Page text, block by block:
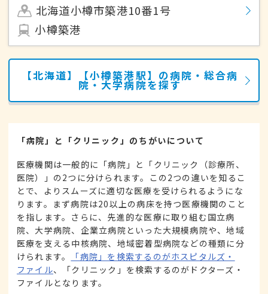
北海道小樽市築港10番1号
小樽築港
【北海道】【小樽築港駅】の病院・総合病
院・大学病院を探す
「病院」と「クリニック」のちがいについて
医療機関は一般的に「病院」と「クリニック（診療所、
医院）」の2つに分けられます。この2つの違いを知るこ
とで、よりスムーズに適切な医療を受けられるようにな
ります。まず病院は20以上の病床を持つ医療機関のこと
を指します。さらに、先進的な医療に取り組む国立病
院、大学病院、企業立病院といった大規模病院や、地域
医療を支える中核病院、地域密着型病院などの種類に分
けられます。
「病院」を検索するのがホスピタルズ・
ファイル、「クリニック」を検索するのがドクターズ・
ファイルとなります。